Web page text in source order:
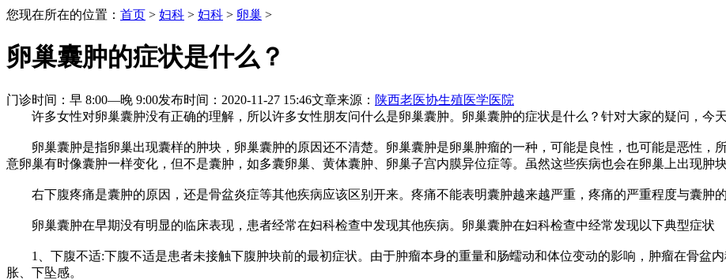
您现在所在的位置： 首页 > 妇科 > 妇科 > 卵巢 >
卵巢囊肿的症状是什么？
门诊时间：早 8:00—晚 9:00发布时间：2020-11-27 15:46文章来源： 陕西老医协生殖医学医院
许多女性对卵巢囊肿没有正确的理解，所以许多女性朋友问什么是卵巢囊肿。卵巢囊肿的症状是什么？针对大家的疑问，今天
卵巢囊肿是指卵巢出现囊样的肿块，卵巢囊肿的原因还不清楚。卵巢囊肿是卵巢肿瘤的一种，可能是良性，也可能是恶性，
意卵巢有时像囊肿一样变化，但不是囊肿，如多囊卵巢、黄体囊肿、卵巢子宫内膜异位症等。虽然这些疾病也会在卵巢上出现肿
右下腹疼痛是囊肿的原因，还是骨盆炎症等其他疾病应该区别开来。疼痛不能表明囊肿越来越严重，疼痛的严重程度与囊肿
卵巢囊肿在早期没有明显的临床表现，患者经常在妇科检查中发现其他疾病。卵巢囊肿在妇科检查中经常发现以下典型症状
1、下腹不适:下腹不适是患者未接触下腹肿块前的最初症状。由于肿瘤本身的重量和肠蠕动和体位变动的影响，肿瘤在骨盆
胀、下坠感。